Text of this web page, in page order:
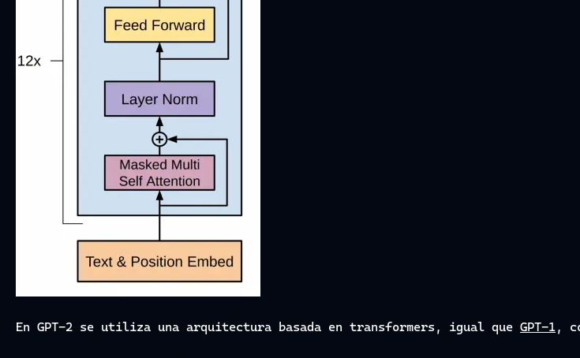
En GPT-2 se utiliza una arquitectura basada en transformers, igual que GPT-1,